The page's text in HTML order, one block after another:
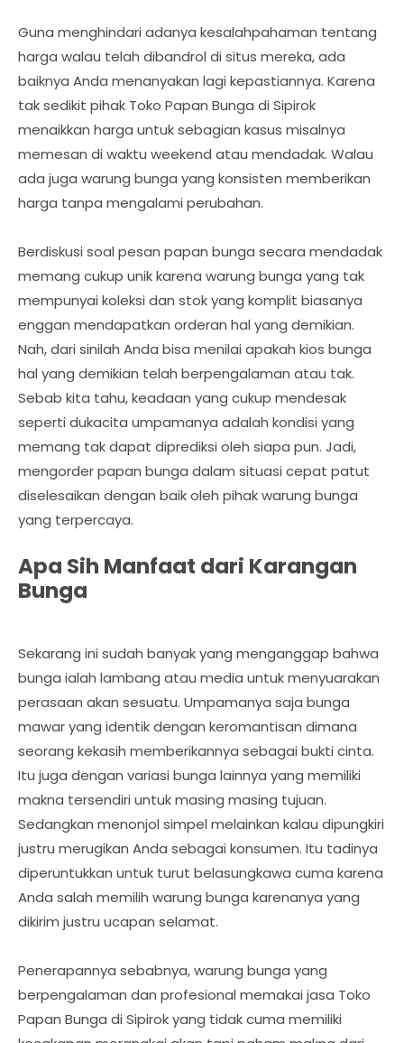
Guna menghindari adanya kesalahpahaman tentang
harga walau telah dibandrol di situs mereka, ada
baiknya Anda menanyakan lagi kepastiannya. Karena
tak sedikit pihak Toko Papan Bunga di Sipirok
menaikkan harga untuk sebagian kasus misalnya
memesan di waktu weekend atau mendadak. Walau
ada juga warung bunga yang konsisten memberikan
harga tanpa mengalami perubahan.
Berdiskusi soal pesan papan bunga secara mendadak
memang cukup unik karena warung bunga yang tak
mempunyai koleksi dan stok yang komplit biasanya
enggan mendapatkan orderan hal yang demikian.
Nah, dari sinilah Anda bisa menilai apakah kios bunga
hal yang demikian telah berpengalaman atau tak.
Sebab kita tahu, keadaan yang cukup mendesak
seperti dukacita umpamanya adalah kondisi yang
memang tak dapat diprediksi oleh siapa pun. Jadi,
mengorder papan bunga dalam situasi cepat patut
diselesaikan dengan baik oleh pihak warung bunga
yang terpercaya.
Apa Sih Manfaat dari Karangan
Bunga
Sekarang ini sudah banyak yang menganggap bahwa
bunga ialah lambang atau media untuk menyuarakan
perasaan akan sesuatu. Umpamanya saja bunga
mawar yang identik dengan keromantisan dimana
seorang kekasih memberikannya sebagai bukti cinta.
Itu juga dengan variasi bunga lainnya yang memiliki
makna tersendiri untuk masing masing tujuan.
Sedangkan menonjol simpel melainkan kalau dipungkiri
justru merugikan Anda sebagai konsumen. Itu tadinya
diperuntukkan untuk turut belasungkawa cuma karena
Anda salah memilih warung bunga karenanya yang
dikirim justru ucapan selamat.
Penerapannya sebabnya, warung bunga yang
berpengalaman dan profesional memakai jasa Toko
Papan Bunga di Sipirok yang tidak cuma memiliki